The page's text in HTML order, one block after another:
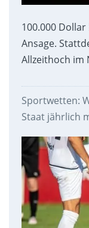
100.000
Ansage.
Allzeithoch im
Sportwetten:
Staat jährlich